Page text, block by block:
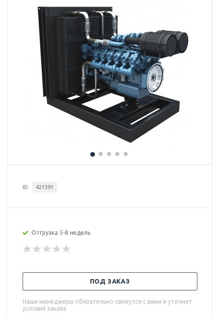
ID 421391
Отгрузка 5-8 недель
ПОД ЗАКАЗ
Наши менеджеры обязательно свяжутся с вами и уточнят
условия заказа